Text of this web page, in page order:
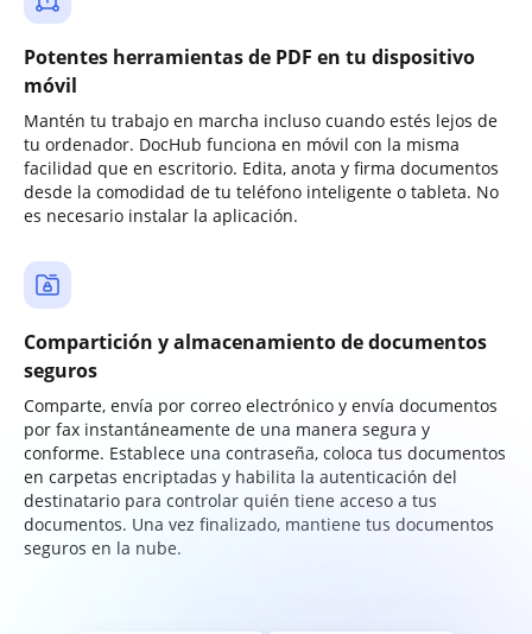
Potentes herramientas de PDF en tu dispositivo
móvil
Mantén tu trabajo en marcha incluso cuando estés lejos de
tu ordenador. DocHub funciona en móvil con la misma
facilidad que en escritorio. Edita, anota y firma documentos
desde la comodidad de tu teléfono inteligente o tableta. No
es necesario instalar la aplicación.
Compartición y almacenamiento de documentos
seguros
Comparte, envía por correo electrónico y envía documentos
por fax instantáneamente de una manera segura y
conforme. Establece una contraseña, coloca tus documentos
en carpetas encriptadas y habilita la autenticación del
destinatario para controlar quién tiene acceso a tus
documentos. Una vez finalizado, mantiene tus documentos
seguros en la nube.